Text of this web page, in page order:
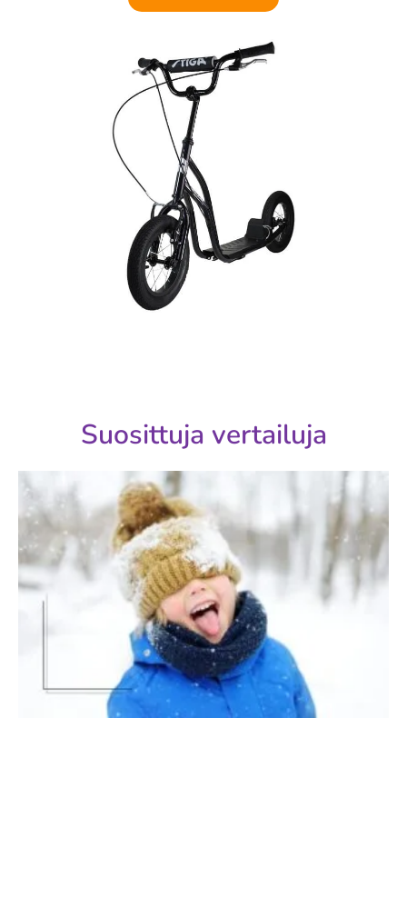
Suosittuja vertailuja